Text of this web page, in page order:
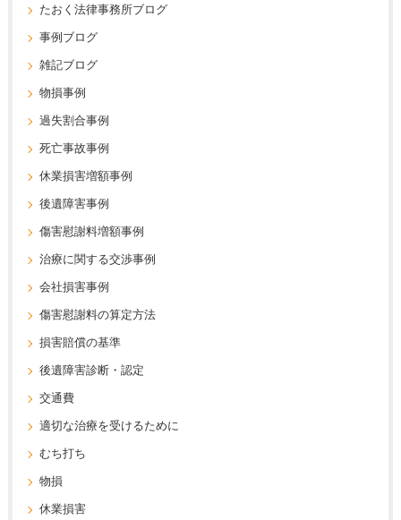
たおく法律事務所ブログ
事例ブログ
雑記ブログ
物損事例
過失割合事例
死亡事故事例
休業損害増額事例
後遺障害事例
傷害慰謝料増額事例
治療に関する交渉事例
会社損害事例
傷害慰謝料の算定方法
損害賠償の基準
後遺障害診断・認定
交通費
適切な治療を受けるために
むち打ち
物損
休業損害